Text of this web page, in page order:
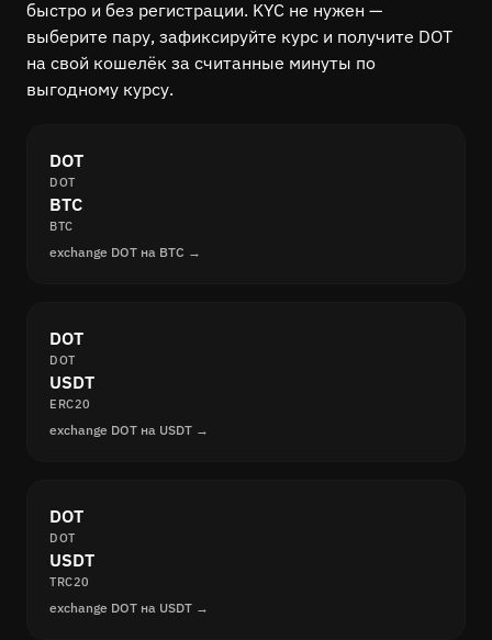
быстро и без регистрации. KYC не нужен —
выберите пару, зафиксируйте курс и получите DOT
на свой кошелёк за считанные минуты по
выгодному курсу.
DOT
DOT
BTC
BTC
exchange DOT на BTC →
DOT
DOT
USDT
ERC20
exchange DOT на USDT →
DOT
DOT
USDT
TRC20
exchange DOT на USDT →